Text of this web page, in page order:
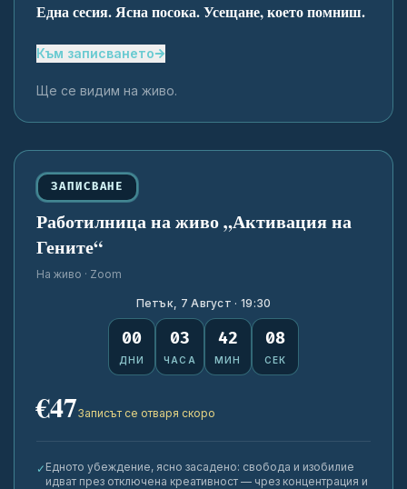
Една сесия. Ясна посока. Усещане, което помниш.
Към записването
Ще се видим на живо.
ЗАПИСВАНЕ
Работилница на живо „Активация на
Гените“
На живо · Zoom
Петък, 7 Август · 19:30
00
ДНИ
03
ЧАСА
42
МИН
08
СЕК
€47Записът се отваря скоро
✓ Едното убеждение, ясно засадено: свобода и изобилие
идват през отключена креативност — чрез концентрация и